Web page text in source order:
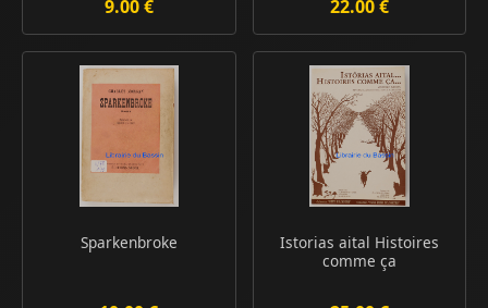
9.00 € 22.00 €
Sparkenbroke
Istorias aital Histoires
comme ça